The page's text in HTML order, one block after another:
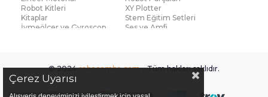
Robot Kitleri
XY Plotter
Kitaplar
Stem Eğitim Setleri
İvmeölçer ve Gyroscop
Ses ve Amfi
Voltaj ve Akım
Titreşim
Basınç ve Kuvvet
Manyetik ve Hall Effect
Mesafe, Çizgi ve Hareket
Sıcaklık ve Nem
© 2024 robocombo.com - Tüm hakları saklıdır.
Çerez Uyarısı